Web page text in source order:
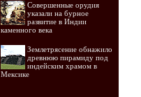
Совершенные орудия
указали на бурное
развитие в Индии
каменного века
Землетрясение обнажило
древнюю пирамиду под
индейским храмом в
Мексике